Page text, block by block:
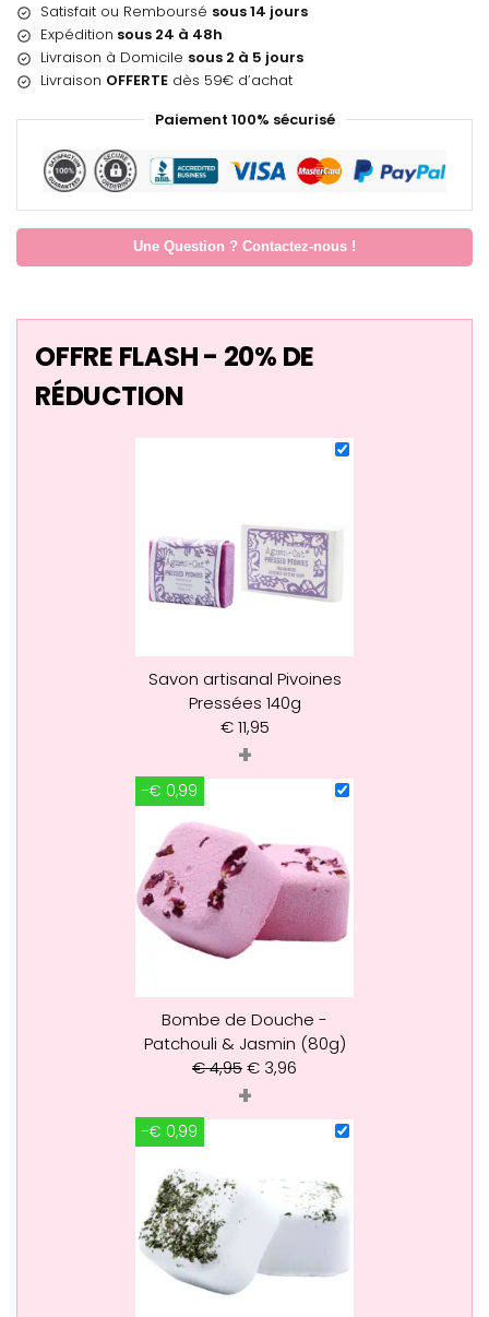
Satisfait ou Remboursé sous 14 jours
Expédition sous 24 à 48h
Livraison à Domicile sous 2 à 5 jours
Livraison OFFERTE dès 59€ d’achat
Paiement 100% sécurisé
Une Question ? Contactez-nous !
OFFRE FLASH - 20% DE
RÉDUCTION
Savon artisanal Pivoines
Pressées 140g
€11,95
+
-€ 0,99
Bombe de Douche -
Patchouli & Jasmin (80g)
€4,95€ 3,96
+
-€ 0,99